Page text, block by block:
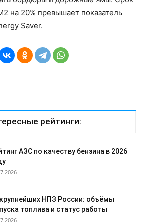
на 20% превышает показатель
Saver.
рейтинги:
АЗС по качеству бензина в 2026
НПЗ России: объёмы
топлива и статус работы